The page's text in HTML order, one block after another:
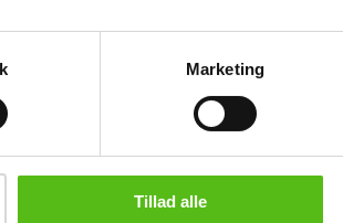
Marketing
Tillad alle